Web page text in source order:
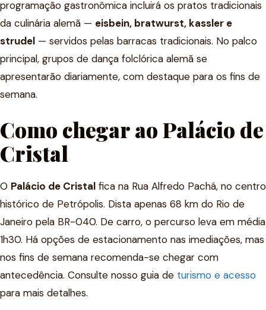
programação gastronômica incluirá os pratos tradicionais
da culinária alemã — eisbein, bratwurst, kassler e
strudel — servidos pelas barracas tradicionais. No palco
principal, grupos de dança folclórica alemã se
apresentarão diariamente, com destaque para os fins de
semana.
Como chegar ao Palácio de
Cristal
O Palácio de Cristal fica na Rua Alfredo Pachá, no centro
histórico de Petrópolis. Dista apenas 68 km do Rio de
Janeiro pela BR-040. De carro, o percurso leva em média
1h30. Há opções de estacionamento nas imediações, mas
nos fins de semana recomenda-se chegar com
antecedência. Consulte nosso guia de turismo e acesso
para mais detalhes.